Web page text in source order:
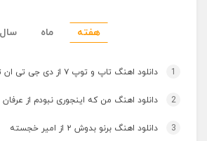
هفته ماه سال
1 دانلود اهنگ تاپ و توپ ۷ از دی جی تی ان تی
2 دانلود اهنگ من که اینجوری نبودم از عرفان
3 دانلود اهنگ برنو بدوش ۲ از امیر خجسته